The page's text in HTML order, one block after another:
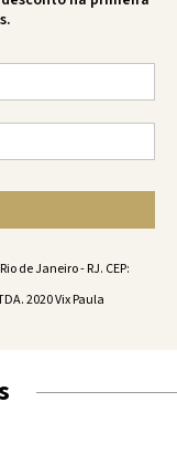
de Janeiro - RJ. CEP:
2020 Vix Paula